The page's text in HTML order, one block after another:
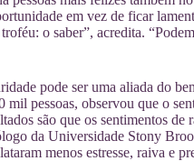
em vez de ficar
o saber”, acredita.
pode ser uma aliada do
pessoas, observou que o
são que os sentimentos
da Universidade Stony
menos estresse, raiva e